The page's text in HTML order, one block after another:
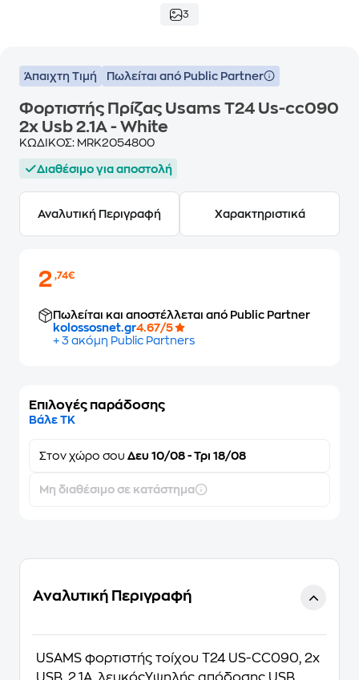
3
Άπαιχτη Τιμή Πωλείται από Public Partner
Φορτιστής Πρίζας Usams T24 Us-cc090
2x Usb 2.1A - White
ΚΩΔΙΚΟΣ: MRK2054800
Διαθέσιμο για αποστολή
Αναλυτική Περιγραφή Χαρακτηριστικά
2,74€
Πωλείται και αποστέλλεται από Public Partner
kolossosnet.gr4.67/5
+ 3 ακόμη Public Partners
Επιλογές παράδοσης
Βάλε ΤΚ
Στον χώρο σου Δευ 10/08 - Τρι 18/08
Μη διαθέσιμο σε κατάστημα
Αναλυτική Περιγραφή
USAMS φορτιστής τοίχου T24 US-CC090, 2x